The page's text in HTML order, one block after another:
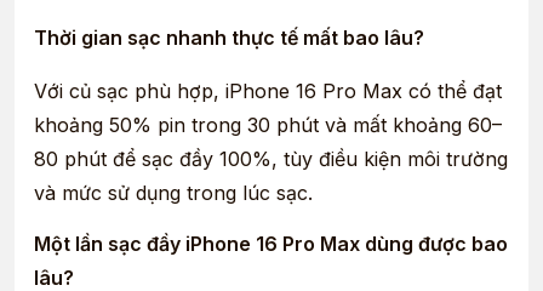
Thời gian sạc nhanh thực tế mất bao lâu?
Với củ sạc phù hợp, iPhone 16 Pro Max có thể đạt
khoảng 50% pin trong 30 phút và mất khoảng 60–
80 phút để sạc đầy 100%, tùy điều kiện môi trường
và mức sử dụng trong lúc sạc.
Một lần sạc đầy iPhone 16 Pro Max dùng được bao
lâu?